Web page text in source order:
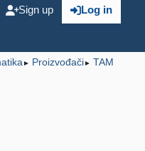
Log in
Sign up
► Proizvođači► TAM